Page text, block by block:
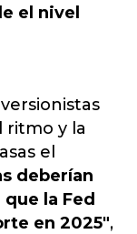
el nivel
y la
el
deberían
la Fed
en 2025",